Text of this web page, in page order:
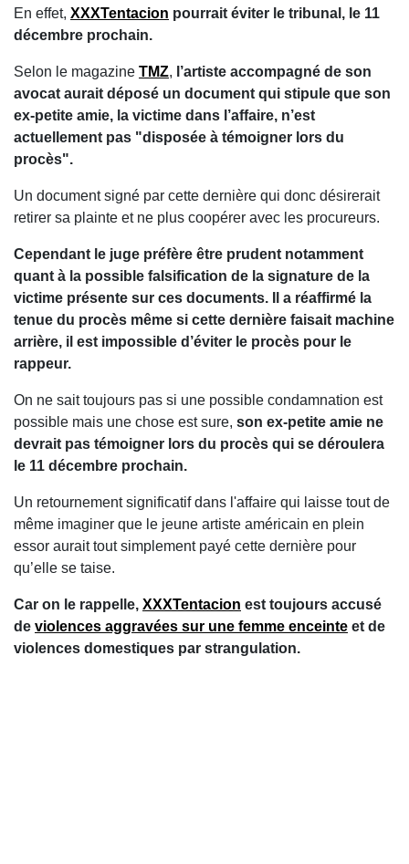
En effet, XXXTentacion pourrait éviter le tribunal, le 11
décembre prochain.
Selon le magazine TMZ, l’artiste accompagné de son
avocat aurait déposé un document qui stipule que son
ex-petite amie, la victime dans l’affaire, n’est
actuellement pas "disposée à témoigner lors du
procès".
Un document signé par cette dernière qui donc désirerait
retirer sa plainte et ne plus coopérer avec les procureurs.
Cependant le juge préfère être prudent notamment
quant à la possible falsification de la signature de la
victime présente sur ces documents. Il a réaffirmé la
tenue du procès même si cette dernière faisait machine
arrière, il est impossible d’éviter le procès pour le
rappeur.
On ne sait toujours pas si une possible condamnation est
possible mais une chose est sure, son ex-petite amie ne
devrait pas témoigner lors du procès qui se déroulera
le 11 décembre prochain.
Un retournement significatif dans l'affaire qui laisse tout de
même imaginer que le jeune artiste américain en plein
essor aurait tout simplement payé cette dernière pour
qu’elle se taise.
Car on le rappelle, XXXTentacion est toujours accusé
de violences aggravées sur une femme enceinte et de
violences domestiques par strangulation.